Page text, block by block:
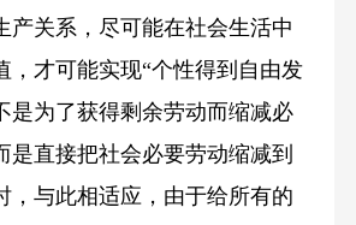
产关系，尽可能在社会生活中
，才可能实现“个性得到自由发
是为了获得剩余劳动而缩减必
是直接把社会必要劳动缩减到
，与此相适应，由于给所有的